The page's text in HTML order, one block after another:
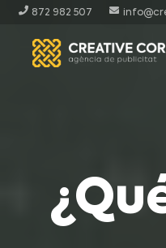
872 982 507